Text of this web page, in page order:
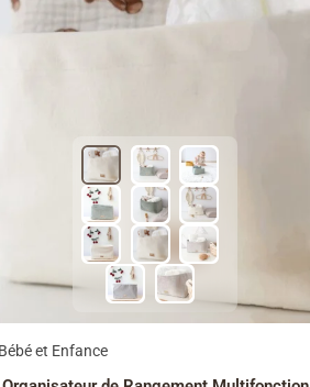
€.
et Enfance